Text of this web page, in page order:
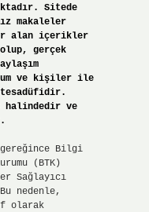
Sitede
makaleler
alan içerikler
gerçek
ve kişiler ile
tesadüfidir.
ve
gereğince Bilgi
(BTK)
Sağlayıcı
nedenle,
olarak